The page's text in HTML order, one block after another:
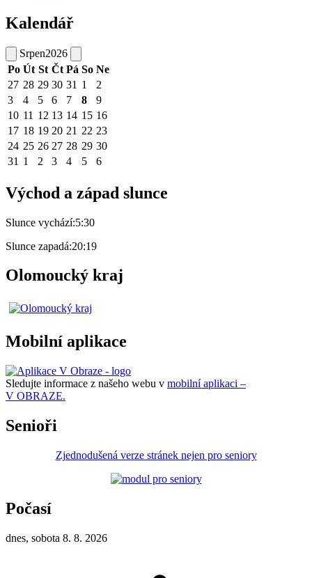
Kalendář
Srpen2026
Po Út St Čt Pá So Ne
27 28 29 30 31 1
2
3
4 5 6 7 8
9
10 11 12 13 14 15 16
17 18 19 20 21 22 23
24 25 26 27 28 29 30
31 1 2 3 4 5 6
Východ a západ slunce
Slunce vychází:5:30
Slunce zapadá:20:19
Olomoucký kraj
Mobilní aplikace
Sledujte informace z našeho webu v mobilní aplikaci –
V OBRAZE.
Senioři
Zjednodušená verze stránek nejen pro seniory
Počasí
dnes, sobota 8. 8. 2026